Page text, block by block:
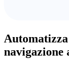
navigazione